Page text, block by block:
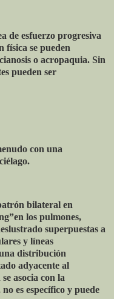
de esfuerzo progresiva
física se pueden
o acropaquia. Sin
pueden ser
con una
bilateral en
los pulmones,
superpuestas a
y líneas
distribución
adyacente al
asocia con la
es específico y puede